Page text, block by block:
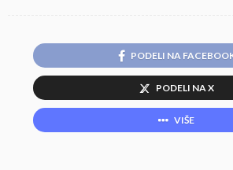
PODELI NA
PODELI NA X
VIŠE